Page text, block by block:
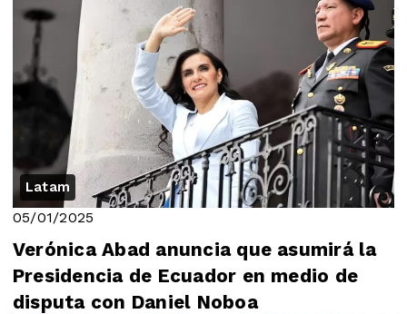
Latam
05/01/2025
Verónica Abad anuncia que asumirá la
Presidencia de Ecuador en medio de
disputa con Daniel Noboa